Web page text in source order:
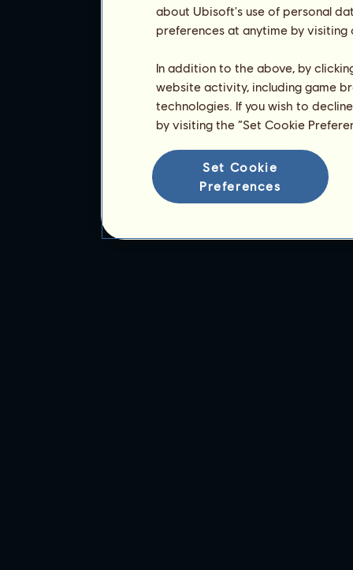
about Ubisoft's use of personal
preferences at anytime by
In addition to the above, by
website activity, including game
technologies. If you wish to
by visiting the “Set Cookie
Set Cookie
Preferences